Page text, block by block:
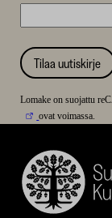
Tilaa uutiskirje
Lomake on suojattu
ovat voimassa.
Suomen
Kulttuurirahasto